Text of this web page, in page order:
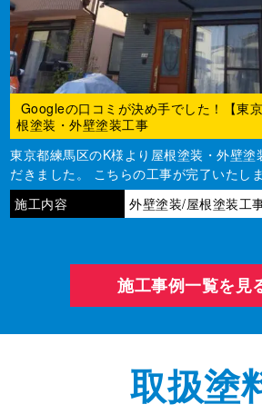
Googleの口コミが決め手でした！【東
根塗装・外壁塗装工事
東京都練馬区のK様より屋根塗装・外壁塗
だきました。 こちらの工事が完了いたしま
施工内容
外壁塗装/屋根塗装工
施⼯事例⼀覧を⾒
取扱塗